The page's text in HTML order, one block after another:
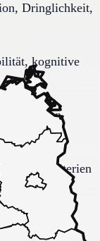
Dringlichkeit,
kognitive
Muss-Kriterien
der